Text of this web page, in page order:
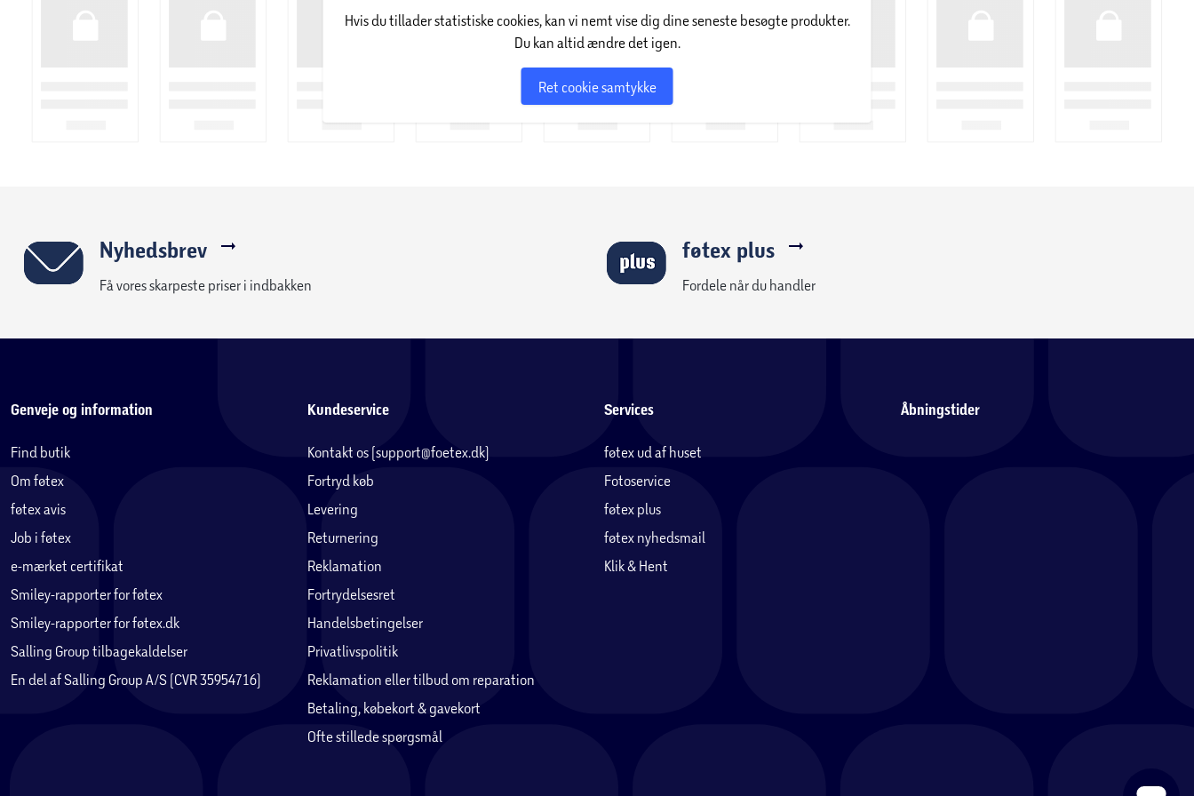
Perfekt til hele kroppen – uanset om du har brug for afslapning efter træning, en lang arbejdsdag eller blot
Hvis du tillader statistiske cookies, kan vi nemt vise dig dine seneste besøgte produkter.
Du kan altid ændre det igen.
Ret cookie samtykke
Nyhedsbrev
Få vores skarpeste priser i indbakken
føtex plus
Fordele når du handler
Genveje og information
Find butik
Om føtex
føtex avis
Job i føtex
e-mærket certifikat
Smiley-rapporter for føtex
Smiley-rapporter for føtex.dk
Salling Group tilbagekaldelser
En del af Salling Group A/S (CVR 35954716)
Kundeservice
Kontakt os (support@foetex.dk)
Fortryd køb
Levering
Returnering
Reklamation
Fortrydelsesret
Handelsbetingelser
Privatlivspolitik
Reklamation eller tilbud om reparation
Betaling, købekort & gavekort
Ofte stillede spørgsmål
Services
føtex ud af huset
Fotoservice
føtex plus
føtex nyhedsmail
Klik & Hent
Åbningstider